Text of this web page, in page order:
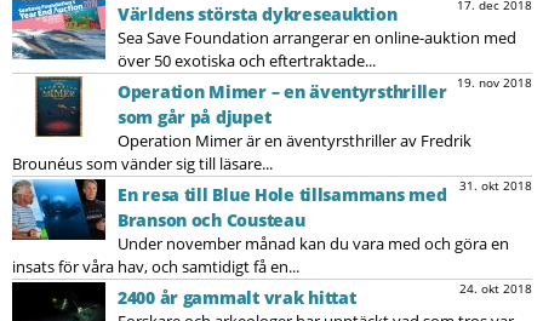
17. dec 2018
Världens största dykreseauktion
Sea Save Foundation arrangerar en online-auktion med
över 50 exotiska och eftertraktade...
19. nov 2018
Operation Mimer – en äventyrsthriller
som går på djupet
Operation Mimer är en äventyrsthriller av Fredrik
Brounéus som vänder sig till läsare...
31. okt 2018
En resa till Blue Hole tillsammans med
Branson och Cousteau
Under november månad kan du vara med och göra en
insats för våra hav, och samtidigt få en...
24. okt 2018
2400 år gammalt vrak hittat